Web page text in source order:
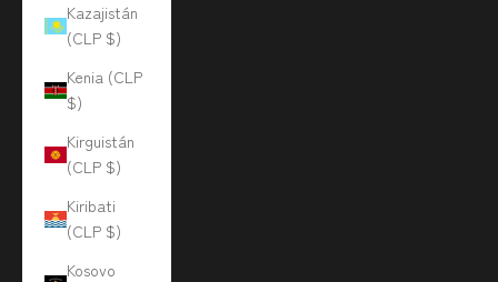
Kazajistán
(CLP $)
Kenia (CLP
$)
Kirguistán
(CLP $)
Kiribati
(CLP $)
Kosovo